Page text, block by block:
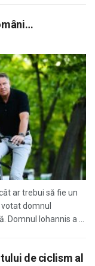
ar trebui să fie un
domnul
Domnul Iohannis a ...
de ciclism al